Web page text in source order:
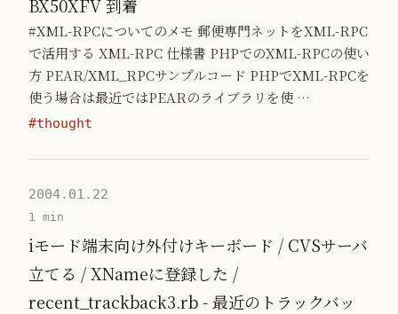
BX50XFV 到着
#XML-RPCについてのメモ 郵便専門ネットをXML-RPC
で活用する XML-RPC 仕様書 PHPでのXML-RPCの使い
方 PEAR/XML_RPCサンプルコード PHPでXML-RPCを
使う場合は最近ではPEARのライブラリを使 …
#thought
2004.01.22
1 min
iモード端末向け外付けキーボード / CVSサーバ
立てる / XNameに登録した /
recent_trackback3.rb - 最近のトラックバッ